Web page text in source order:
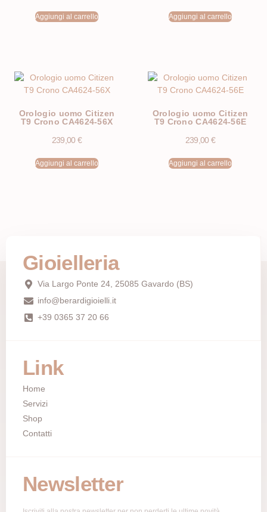
Aggiungi al carrello Aggiungi al carrello
Orologio uomo Citizen
T9 Crono CA4624-56X
239,00 €
Aggiungi al carrello
Orologio uomo Citizen
T9 Crono CA4624-56E
239,00 €
Aggiungi al carrello
Gioielleria
Via Largo Ponte 24, 25085 Gavardo (BS)
info@berardigioielli.it
+39 0365 37 20 66
Link
Home
Servizi
Shop
Contatti
Newsletter